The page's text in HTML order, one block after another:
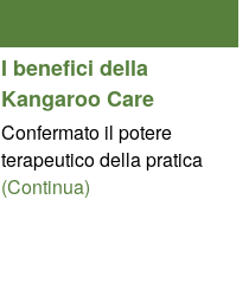
I benefici della
Kangaroo Care
Confermato il potere
terapeutico della pratica
(Continua)